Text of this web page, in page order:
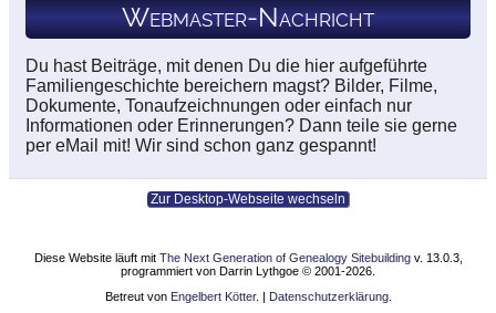
Webmaster-Nachricht
Du hast Beiträge, mit denen Du die hier aufgeführte
Familiengeschichte bereichern magst? Bilder, Filme,
Dokumente, Tonaufzeichnungen oder einfach nur
Informationen oder Erinnerungen? Dann teile sie gerne
per eMail mit! Wir sind schon ganz gespannt!
Zur Desktop-Webseite wechseln
Diese Website läuft mit The Next Generation of Genealogy Sitebuildingv. 13.0.3,
programmiert von Darrin Lythgoe © 2001-2026.
Betreut von Engelbert Kötter. | Datenschutzerklärung.